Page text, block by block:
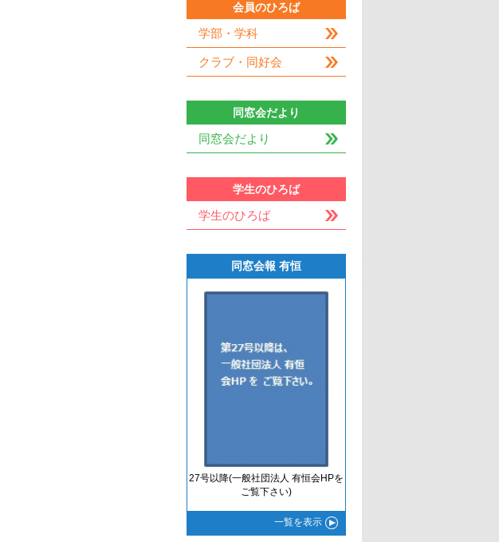
会員のひろば
学部・学科
クラブ・同好会
同窓会だより
同窓会だより
学生のひろば
学生のひろば
同窓会報 有恒
27号以降(一般社団法人 有恒会HPを
ご覧下さい)
一覧を表示